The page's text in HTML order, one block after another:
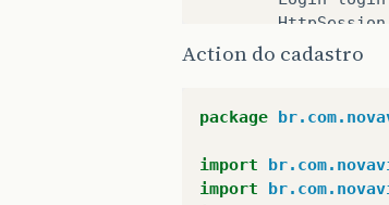
HttpSession
session
}
Action do cadastro
package
import
import